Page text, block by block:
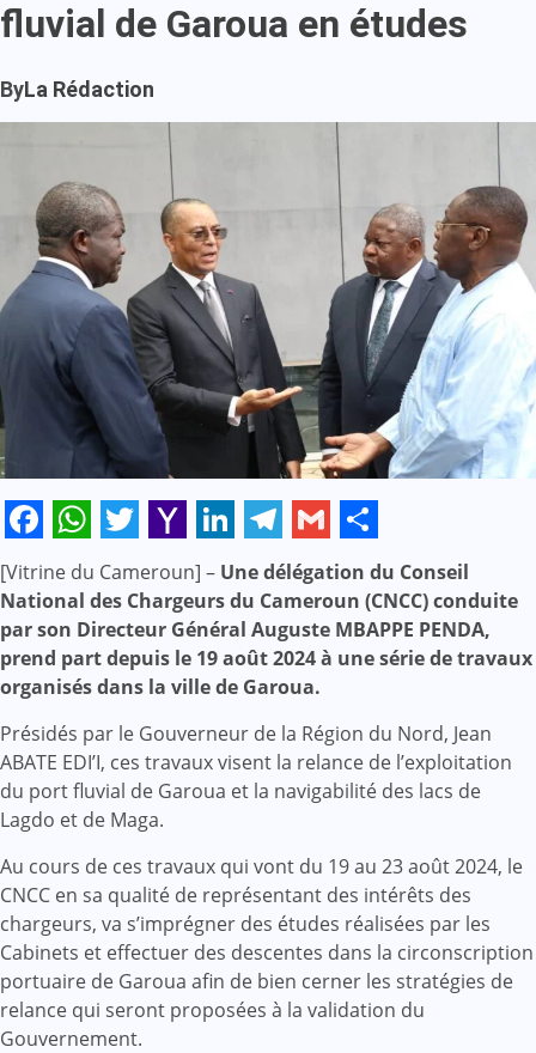
fluvial de Garoua en études
ByLa Rédaction
Facebook
WhatsApp
Twitter
Yahoo
Mail
LinkedIn
Telegram
GmailShare
[Vitrine du Cameroun] – Une délégation du Conseil
National des Chargeurs du Cameroun (CNCC) conduite
par son Directeur Général Auguste MBAPPE PENDA,
prend part depuis le 19 août 2024 à une série de travaux
organisés dans la ville de Garoua.
Présidés par le Gouverneur de la Région du Nord, Jean
ABATE EDI’I, ces travaux visent la relance de l’exploitation
du port fluvial de Garoua et la navigabilité des lacs de
Lagdo et de Maga.
Au cours de ces travaux qui vont du 19 au 23 août 2024, le
CNCC en sa qualité de représentant des intérêts des
chargeurs, va s’imprégner des études réalisées par les
Cabinets et effectuer des descentes dans la circonscription
portuaire de Garoua afin de bien cerner les stratégies de
relance qui seront proposées à la validation du
Gouvernement.